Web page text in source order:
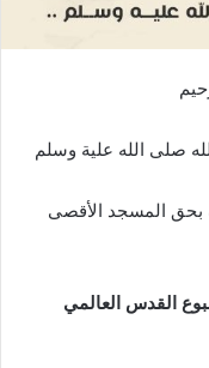
صلى الله علية وسلم
بحق المسجد الأقصى
القدس العالمي